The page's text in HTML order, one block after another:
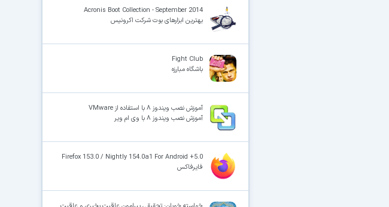
Acronis Boot Collection - September 2014
بهترین ابزارهای بوت شرکت اکرونیس
Fight Club
باشگاه مبارزه
آموزش نصب ویندوز ۸ با استفاده از VMware
آموزش نصب ویندوز ۸ با وی ام ویر
Firefox 153.0 / Nightly 154.0a1 For Android +5.0
فایرفاکس